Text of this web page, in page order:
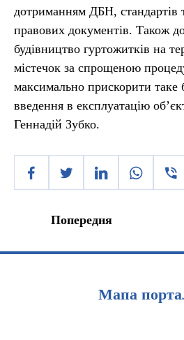
дотриманням ДБН, стандартів
правових документів. Також
будівництво гуртожитків на
містечок за спрощеною
максимально прискорити таке
введення в експлуатацію
Геннадій Зубко.
Попередня
Мапа